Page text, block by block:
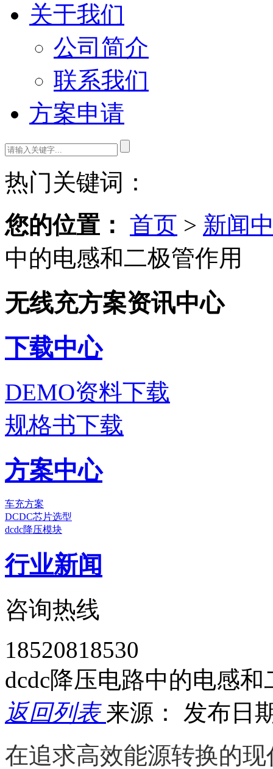
关于我们
公司简介
联系我们
方案申请
热门关键词：
您的位置： 首页 > 新闻
中的电感和二极管作用
无线充方案资讯中心
下载中心
DEMO资料下载
规格书下载
方案中心
车充方案
DCDC芯片选型
dcdc降压模块
行业新闻
咨询热线
18520818530
dcdc降压电路中的电感
返回列表来源： 发布日
在追求高效能源转换的